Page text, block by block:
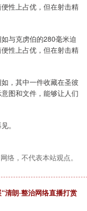
性上占优，但在射击精
与克虏伯的280毫米迫
性上占优，但在射击精
，其中一件收藏在圣彼
图和文件，能够让人们
。
络，不代表本站观点。
清朗·整治网络直播打赏